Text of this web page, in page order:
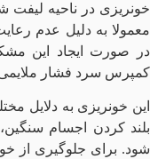
خونریزی در ناحیه
معمولا به دلیل عدم
در صورت ایجاد این
کمپرس سرد فشار
این خونریزی به دلایل
بلند کردن اجسام